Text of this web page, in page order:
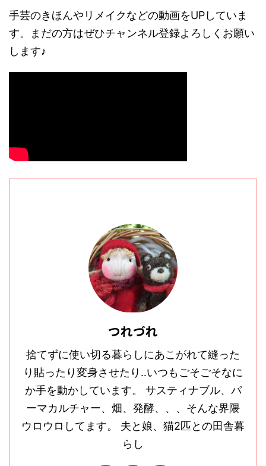
手芸のきほんやリメイクなどの動画をUPしていま
す。まだの方はぜひチャンネル登録よろしくお願い
します♪
つれづれ
捨てずに使い切る暮らしにあこがれて縫った
り貼ったり変身させたり‥いつもごそごそなに
か手を動かしています。 サスティナブル、パ
ーマカルチャー、畑、発酵、、、そんな界隈
ウロウロしてます。 夫と娘、猫2匹との田舎暮
らし